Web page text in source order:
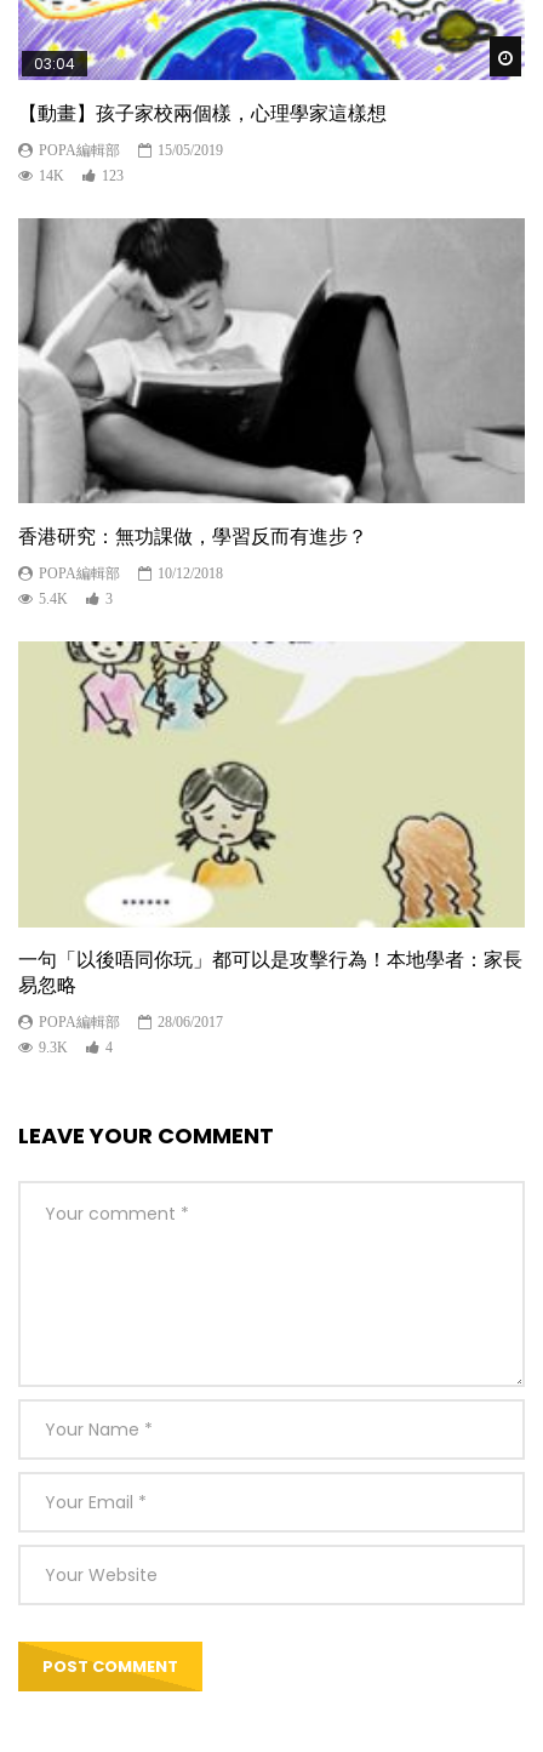
03:04
【動畫】孩子家校兩個樣，心理學家這樣想
POPA編輯部
15/05/2019
14K
123
香港研究：無功課做，學習反而有進步？
POPA編輯部
10/12/2018
5.4K
3
一句「以後唔同你玩」都可以是攻擊行為！本地學者：家長
易忽略
POPA編輯部
28/06/2017
9.3K
4
LEAVE YOUR COMMENT